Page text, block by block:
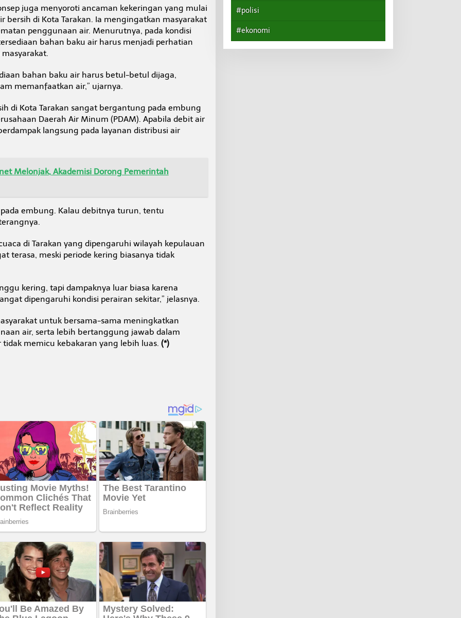
juga menyoroti ancaman kekeringan yang mulai
bersih di Kota Tarakan. Ia mengingatkan masyarakat
penggunaan air. Menurutnya, pada kondisi
bahan baku air harus menjadi perhatian
bahan baku air harus betul-betul dijaga,
memanfaatkan air,” ujarnya.
di Kota Tarakan sangat bergantung pada embung
Daerah Air Minum (PDAM). Apabila debit air
langsung pada layanan distribusi air
Melonjak, Akademisi Dorong Pemerintah
embung. Kalau debitnya turun, tentu
di Tarakan yang dipengaruhi wilayah kepulauan
terasa, meski periode kering biasanya tidak
kering, tapi dampaknya luar biasa karena
dipengaruhi kondisi perairan sekitar,” jelasnya.
untuk bersama-sama meningkatkan
air, serta lebih bertanggung jawab dalam
memicu kebakaran yang lebih luas. (*)
#polisi
#ekonomi